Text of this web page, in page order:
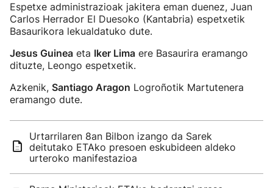
Espetxe administrazioak jakitera eman duenez, Juan
Carlos Herrador El Duesoko (Kantabria) espetxetik
Basaurikora lekualdatuko dute.
Jesus Guinea eta Iker Lima ere Basaurira eramango
dituzte, Leongo espetxetik.
Azkenik, Santiago Aragon Logroñotik Martutenera
eramango dute.
Urtarrilaren 8an Bilbon izango da Sarek
deitutako ETAko presoen eskubideen aldeko
urteroko manifestazioa